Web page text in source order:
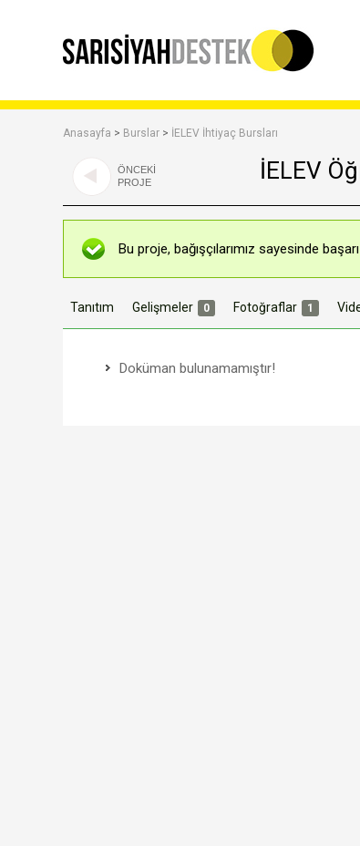
Anasayfa > Burslar > İELEV İhtiyaç Bursları
ÖNCEKİ
PROJE
İELEV
Bu proje, bağışçılarımız sayesinde
Tanıtım Gelişmeler 0 Fotoğraflar 1
Doküman bulunamamıştır!